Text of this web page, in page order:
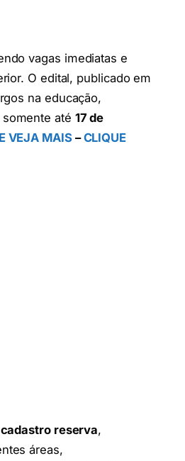
vagas imediatas e
O edital, publicado em
na educação,
até 17 de
VEJA MAIS–CLIQUE
reserva,
áreas,